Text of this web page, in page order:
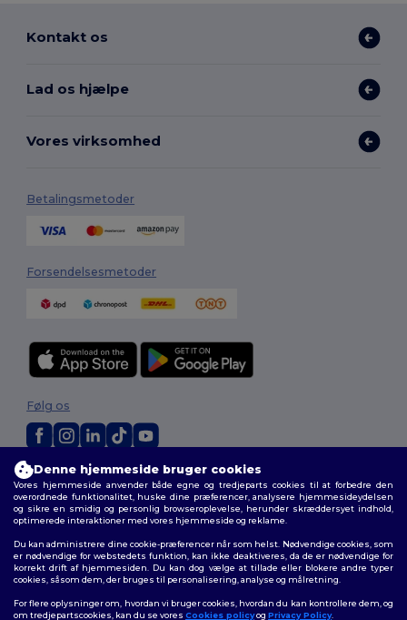
Kontakt os
Lad os hjælpe
Vores virksomhed
Betalingsmetoder
Forsendelsesmetoder
2026. Alle rettigheder forbeholdes
Vilkår og Betingelser| Tilpasset politik|Fortrolighedspolitik|Politik for
cookies|Sitemap
Følg os
Denne hjemmeside bruger cookies
Vores hjemmeside anvender både egne og tredjeparts cookies til at forbedre den
overordnede funktionalitet, huske dine præferencer, analysere hjemmesideydelsen
og sikre en smidig og personlig browseroplevelse, herunder skræddersyet indhold,
optimerede interaktioner med vores hjemmeside og reklame.
Du kan administrere dine cookie-præferencer når som helst. Nødvendige cookies, som
er nødvendige for webstedets funktion, kan ikke deaktiveres, da de er nødvendige for
korrekt drift af hjemmesiden. Du kan dog vælge at tillade eller blokere andre typer
cookies, såsom dem, der bruges til personalisering, analyse og målretning.
For flere oplysninger om, hvordan vi bruger cookies, hvordan du kan kontrollere dem, og
om tredjepartscookies, kan du se vores Cookies policyog Privacy Policy.